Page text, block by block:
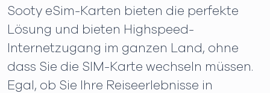
Sooty eSim-Karten bieten die perfekte
Lösung und bieten Highspeed-
Internetzugang im ganzen Land, ohne
dass Sie die SIM-Karte wechseln müssen.
Egal, ob Sie Ihre Reiseerlebnisse in